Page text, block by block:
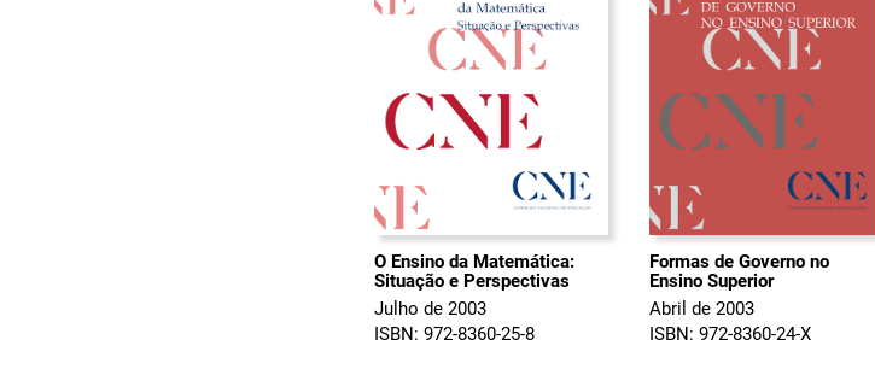
O Ensino da Matemática:
Situação e Perspectivas
Julho de 2003
ISBN: 972-8360-25-8
Formas de Governo no
Ensino Superior
Abril de 2003
ISBN: 972-8360-24-X